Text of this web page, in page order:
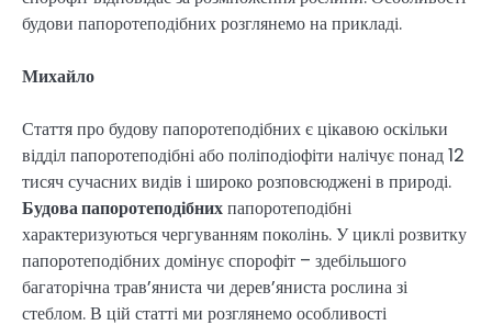
будови папоротеподібних розглянемо на прикладі.
Михайло
Стаття про будову папоротеподібних є цікавою оскільки
відділ папоротеподібні або поліподіофіти налічує понад 12
тисяч сучасних видів і широко розповсюджені в природі.
Будова папоротеподібнихпапоротеподібні
характеризуються чергуванням поколінь. У циклі розвитку
папоротеподібних домінує спорофіт – здебільшого
багаторічна трав’яниста чи дерев’яниста рослина зі
стеблом. В цій статті ми розглянемо особливості